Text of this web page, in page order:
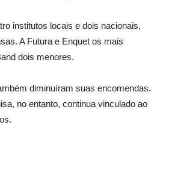
institutos locais e dois nacionais,
A Futura e Enquet os mais
dois menores.
diminuíram suas encomendas.
no entanto, continua vinculado ao